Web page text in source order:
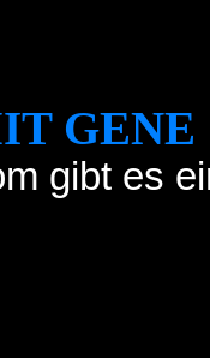
GENE
gibt es